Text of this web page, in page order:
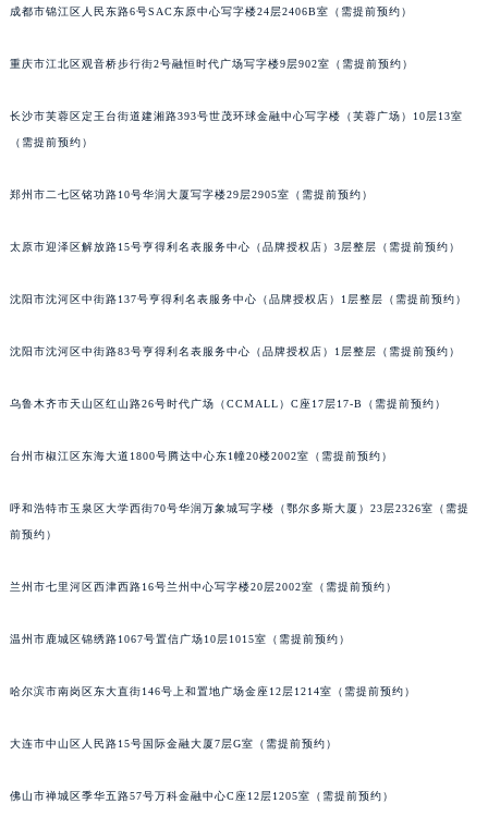
成都市锦江区人民东路6号SAC东原中心写字楼24层2406B室（需提前预约）
重庆市江北区观音桥步行街2号融恒时代广场写字楼9层902室（需提前预约）
长沙市芙蓉区定王台街道建湘路393号世茂环球金融中心写字楼（芙蓉广场）10层13室
（需提前预约）
郑州市二七区铭功路10号华润大厦写字楼29层2905室（需提前预约）
太原市迎泽区解放路15号亨得利名表服务中心（品牌授权店）3层整层（需提前预约）
沈阳市沈河区中街路137号亨得利名表服务中心（品牌授权店）1层整层（需提前预约）
沈阳市沈河区中街路83号亨得利名表服务中心（品牌授权店）1层整层（需提前预约）
乌鲁木齐市天山区红山路26号时代广场（CCMALL）C座17层17-B（需提前预约）
台州市椒江区东海大道1800号腾达中心东1幢20楼2002室（需提前预约）
呼和浩特市玉泉区大学西街70号华润万象城写字楼（鄂尔多斯大厦）23层2326室（需提
前预约）
兰州市七里河区西津西路16号兰州中心写字楼20层2002室（需提前预约）
温州市鹿城区锦绣路1067号置信广场10层1015室（需提前预约）
哈尔滨市南岗区东大直街146号上和置地广场金座12层1214室（需提前预约）
大连市中山区人民路15号国际金融大厦7层G室（需提前预约）
佛山市禅城区季华五路57号万科金融中心C座12层1205室（需提前预约）